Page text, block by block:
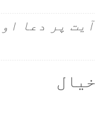
پر دعا